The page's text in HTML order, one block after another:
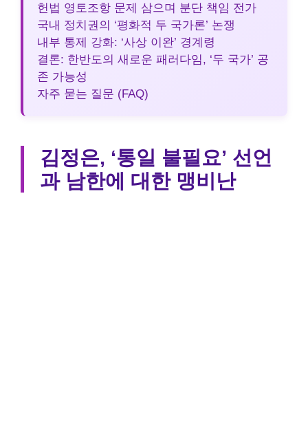
헌법 영토조항 문제 삼으며 분단 책임 전가
국내 정치권의 ‘평화적 두 국가론’ 논쟁
내부 통제 강화: ‘사상 이완’ 경계령
결론: 한반도의 새로운 패러다임, ‘두 국가’ 공
존 가능성
자주 묻는 질문 (FAQ)
김정은, ‘통일 불필요’ 선언
과 남한에 대한 맹비난